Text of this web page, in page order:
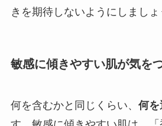
きを期待しないようにしましょ
敏感に傾きやすい肌が気を
何を含むかと同じくらい、 何を